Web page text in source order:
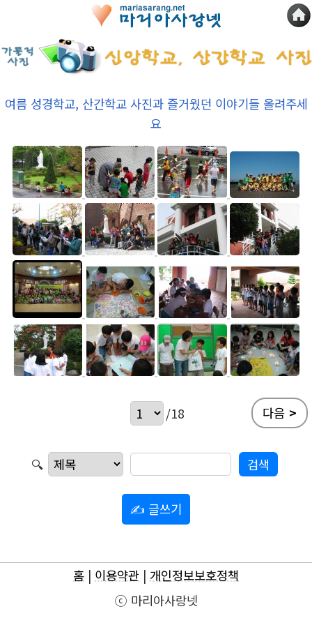
여름 성경학교, 산간학교 사진과 즐거웠던 이야기들 올려주세
요
/18 다음 >
🔍
✍ 글쓰기
홈 | 이용약관 | 개인정보보호정책
ⓒ 마리아사랑넷